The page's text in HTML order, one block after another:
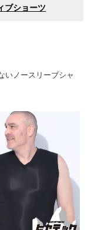
ブショーツ
いノースリーブシャ